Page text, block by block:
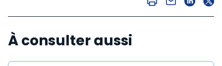
À consulter aussi